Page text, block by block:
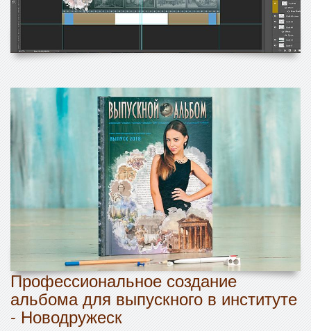
Профессиональное создание
альбома для выпускного в институте
- Новодружеск